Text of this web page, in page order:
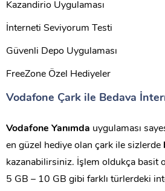
Kazandirio Uygulaması
İnterneti Seviyorum Testi
Güvenli Depo Uygulaması
FreeZone Özel Hediyeler
Vodafone Çark ile Bedava
Vodafone Yanımda uygulaması
en güzel hediye olan çark ile sizlerde
kazanabilirsiniz. İşlem oldukça basit
5 GB – 10 GB gibi farklı türlerdeki